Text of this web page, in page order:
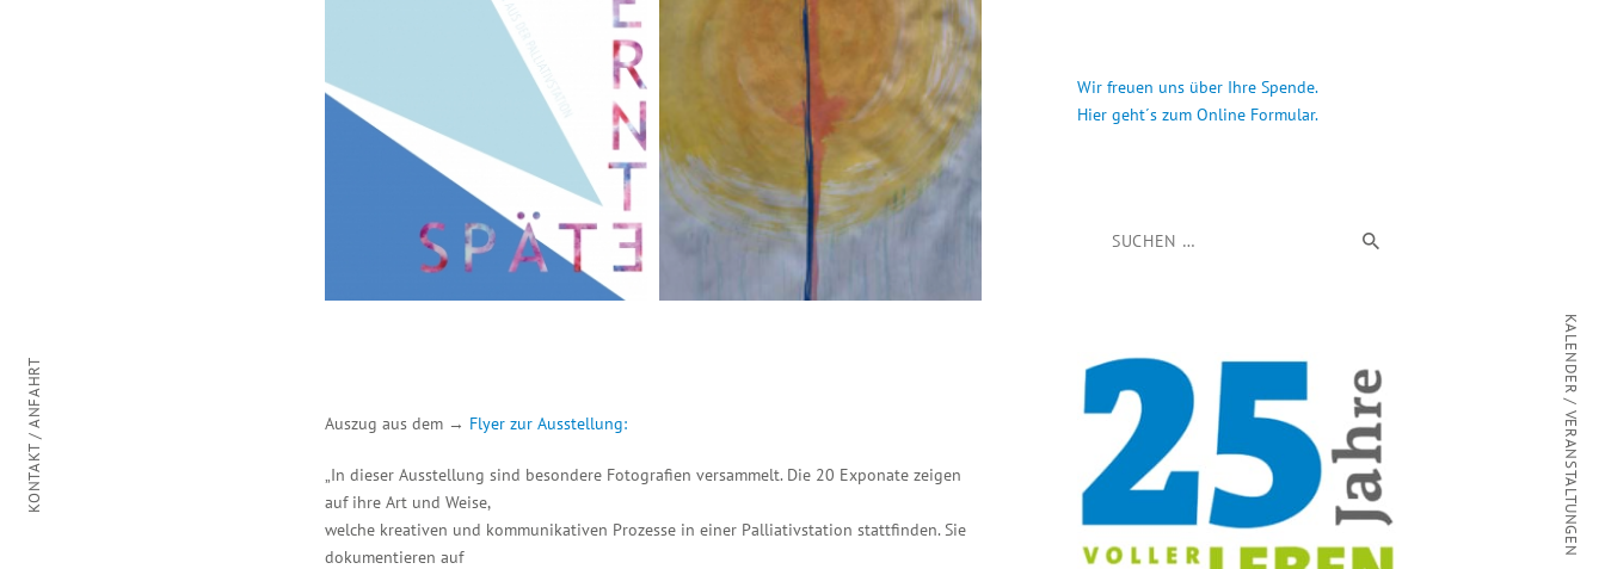
Auszug aus dem → Flyer zur Ausstellung:
„In dieser Ausstellung sind besondere Fotografien versammelt. Die 20 Exponate zeigen
auf ihre Art und Weise,
welche kreativen und kommunikativen Prozesse in einer Palliativstation stattfinden. Sie
dokumentieren auf
Wir freuen uns über Ihre Spende.
Hier geht´s zum Online Formular.
KONTAKT / ANFAHRT KALENDER / VERANSTALTUNGEN